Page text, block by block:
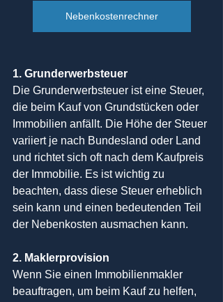
Nebenkostenrechner
1. Grunderwerbsteuer
Die Grunderwerbsteuer ist eine Steuer,
die beim Kauf von Grundstücken oder
Immobilien anfällt. Die Höhe der Steuer
variiert je nach Bundesland oder Land
und richtet sich oft nach dem Kaufpreis
der Immobilie. Es ist wichtig zu
beachten, dass diese Steuer erheblich
sein kann und einen bedeutenden Teil
der Nebenkosten ausmachen kann.
2. Maklerprovision
Wenn Sie einen Immobilienmakler
beauftragen, um beim Kauf zu helfen,